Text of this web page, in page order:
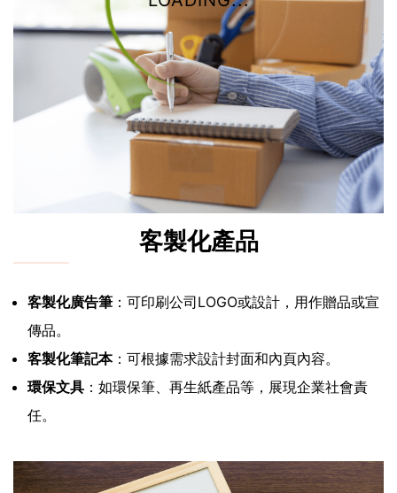
客製化產品
客製化廣告筆 ：可印刷公司LOGO或設計，用作贈品或宣
傳品。
客製化筆記本：可根據需求設計封面和內頁內容。
環保文具 ：如環保筆、再生紙產品等，展現企業社會責
任。